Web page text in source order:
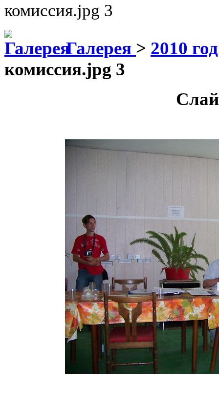
комиссия.jpg 3
Галерея > 2010
комиссия.jpg 3